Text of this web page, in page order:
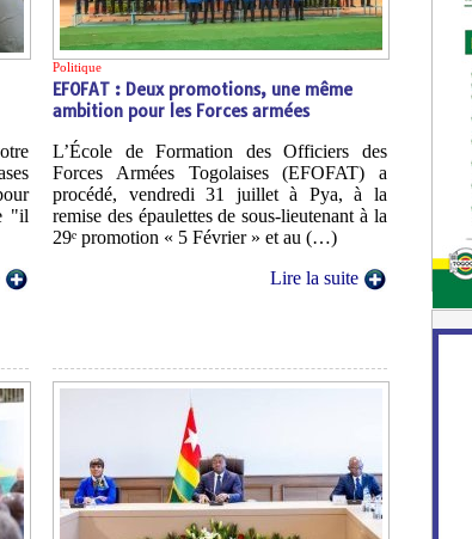
"il
Politique
EFOFAT : Deux promotions, une même
ambition pour les Forces armées
L’École de Formation des Officiers des
Forces Armées Togolaises (EFOFAT) a
procédé, vendredi 31 juillet à Pya, à la
remise des épaulettes de sous-lieutenant à la
29ᵉ promotion « 5 Février » et au (…)
Lire la suite